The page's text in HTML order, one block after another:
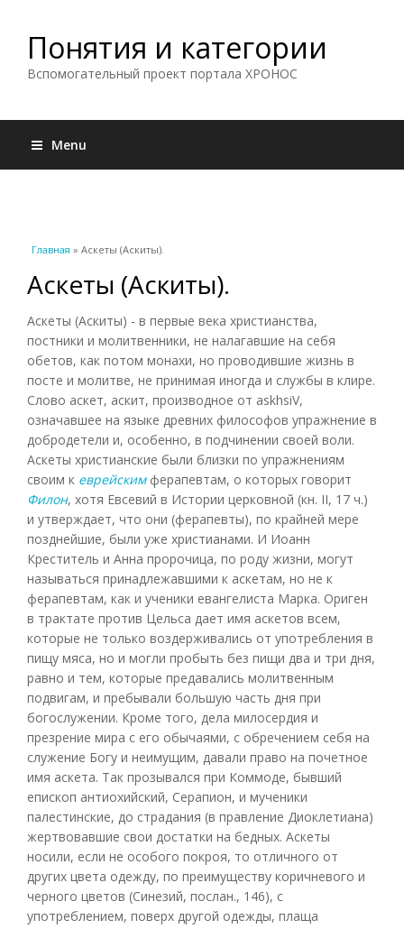
Понятия и категории
Вспомогательный проект портала ХРОНОС
Menu
Вы здесь
Главная » Аскеты (Аскиты).
Аскеты (Аскиты).
Аскеты (Аскиты) - в первые века христианства,
постники и молитвенники, не налагавшие на себя
обетов, как потом монахи, но проводившие жизнь в
посте и молитве, не принимая иногда и службы в клире.
Слово аскет, аскит, производное от askhsiV,
означавшее на языке древних философов упражнение в
добродетели и, особенно, в подчинении своей воли.
Аскеты христианские были близки по упражнениям
своим к еврейскимферапевтам, о которых говорит
Филон, хотя Евсевий в Истории церковной (кн. II, 17 ч.)
и утверждает, что они (ферапевты), по крайней мере
позднейшие, были уже христианами. И Иоанн
Креститель и Анна пророчица, по роду жизни, могут
называться принадлежавшими к аскетам, но не к
ферапевтам, как и ученики евангелиста Марка. Ориген
в трактате против Цельса дает имя аскетов всем,
которые не только воздерживались от употребления в
пищу мяса, но и могли пробыть без пищи два и три дня,
равно и тем, которые предавались молитвенным
подвигам, и пребывали большую часть дня при
богослужении. Кроме того, дела милосердия и
презрение мира с его обычаями, с обречением себя на
служение Богу и неимущим, давали право на почетное
имя аскета. Так прозывался при Коммоде, бывший
епископ антиохийский, Серапион, и мученики
палестинские, до страдания (в правление Диоклетиана)
жертвовавшие свои достатки на бедных. Аскеты
носили, если не особого покроя, то отличного от
других цвета одежду, по преимуществу коричневого и
черного цветов (Синезий, послан., 146), с
употреблением, поверх другой одежды, плаща